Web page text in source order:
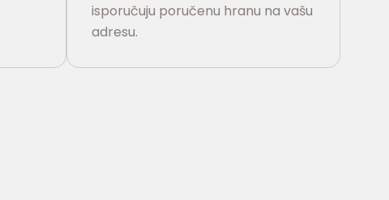
isporučuju poručenu hranu na vašu
adresu.